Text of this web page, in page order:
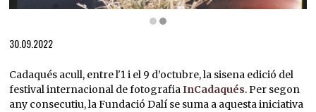
30.09.2022
Cadaqués acull, entre l'1 i el 9 d’octubre, la sisena edició del
festival internacional de fotografiaInCadaqués. Per segon
any consecutiu, la Fundació Dalí se suma a aquesta iniciativa